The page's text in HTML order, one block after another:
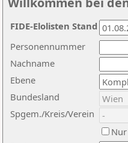
Nachname
Ebene
Personennummer
Bundesland
Spgem./Kreis/Verein
FIDE-Elolisten Stand